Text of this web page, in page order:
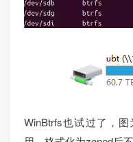
WinBtrfs也试过了，